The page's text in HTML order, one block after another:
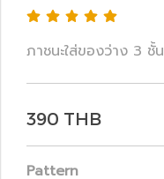
ภาชนะใส่ของว่าง 3 ชั้น
390 THB
Pattern